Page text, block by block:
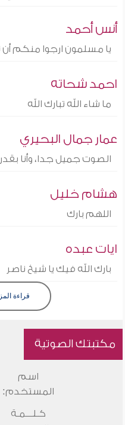
أنس أحمد
يا مسلمون ارجوا منكم أن
احمد شحاته
ما شاء الله تبارك الله
عمار جمال البحيري
الصوت جميل جدا، وأنا
هشام خليل
اللهم بارك
ايات عبده
بارك الله فيك يا شيخ ناصر
قراءة
مكتبتك الصوتية
اسم
المستخدم:
كـلـــمـة